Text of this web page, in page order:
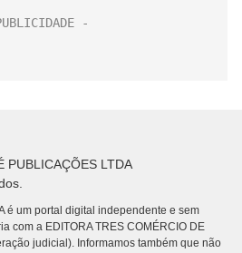
LTDA
é um portal digital independente e sem
com a EDITORA TRES COMÉRCIO DE
judicial). Informamos também que não